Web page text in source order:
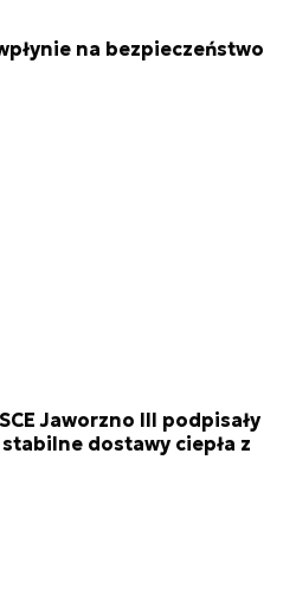
na bezpieczeństwo
Jaworzno III podpisały
dostawy ciepła z